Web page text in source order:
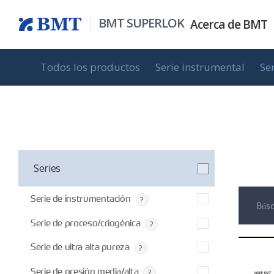
BMT SUPERLOK Acerca deBMT
Información
Todos los productos Serie instrumental
Actualidad de
Aspirantes
Todos los productos Serie instrumental
Series
Serie de instrumentación
Serie de proceso/criogénica
Serie de ultra alta pureza
Serie de presión media/alta